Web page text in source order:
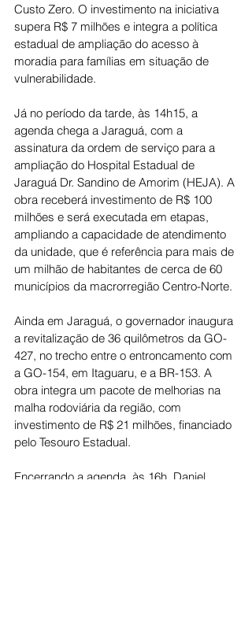
Custo Zero. O investimento na iniciativa
supera R$ 7 milhões e integra a política
estadual de ampliação do acesso à
moradia para famílias em situação de
vulnerabilidade.
Já no período da tarde, às 14h15, a
agenda chega a Jaraguá, com a
assinatura da ordem de serviço para a
ampliação do Hospital Estadual de
Jaraguá Dr. Sandino de Amorim (HEJA). A
obra receberá investimento de R$ 100
milhões e será executada em etapas,
ampliando a capacidade de atendimento
da unidade, que é referência para mais de
um milhão de habitantes de cerca de 60
municípios da macrorregião Centro-Norte.
Ainda em Jaraguá, o governador inaugura
a revitalização de 36 quilômetros da GO-
427, no trecho entre o entroncamento com
a GO-154, em Itaguaru, e a BR-153. A
obra integra um pacote de melhorias na
malha rodoviária da região, com
investimento de R$ 21 milhões, financiado
pelo Tesouro Estadual.
Encerrando a agenda, às 16h, Daniel